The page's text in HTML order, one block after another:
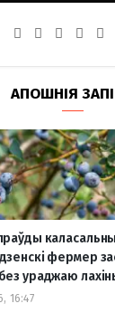
b
o
k
a
g
a
m
g
r
a
m
u
b
АПОШНІЯ
фермер
ураджаю
16:47